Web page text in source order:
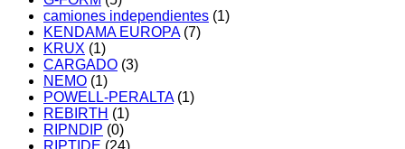
camiones independientes (1)
KENDAMA EUROPA (7)
KRUX (1)
CARGADO (3)
NEMO (1)
POWELL-PERALTA (1)
REBIRTH (1)
RIPNDIP (0)
RIPTIDE (24)